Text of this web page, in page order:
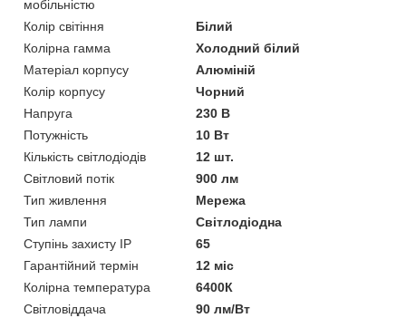
мобільністю
Колір світіння
Білий
Колірна гамма
Холодний білий
Матеріал корпусу
Алюміній
Колір корпусу
Чорний
Напруга
230 В
Потужність
10 Вт
Кількість світлодіодів
12 шт.
Світловий потік
900 лм
Тип живлення
Мережа
Тип лампи
Світлодіодна
Ступінь захисту IP
65
Гарантійний термін
12 міс
Колірна температура
6400К
Світловіддача
90 лм/Вт